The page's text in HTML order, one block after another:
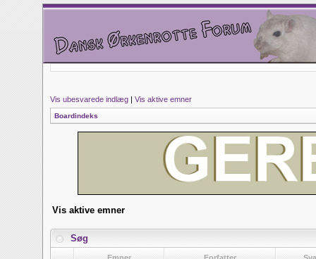
Vis ubesvarede indlæg | Vis aktive emner
Boardindeks
Vis aktive emner
Søg